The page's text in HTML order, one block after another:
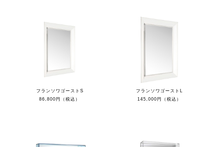
フランソワゴーストS
86,800円（税込）
フランソワゴーストL
145,000円（税込）